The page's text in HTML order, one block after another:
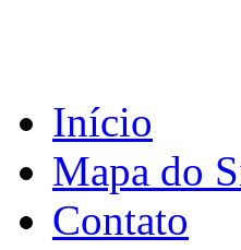
Início
Mapa do
Contato